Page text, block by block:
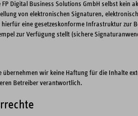
Digital Business Solutions GmbH selbst kein
von elektronischen Signaturen,
eine gesetzeskonforme Infrastruktur zur
zur Verfügung stellt (sichere
wir keine Haftung für die Inhalte
Betreiber verantwortlich.